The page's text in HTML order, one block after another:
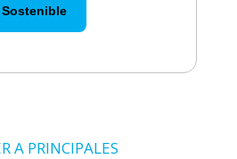
A PRINCIPALES